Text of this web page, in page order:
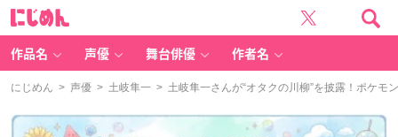
作品名 声優 舞台俳優 作者名
にじめん > 声優 > 土岐隼一 > 土岐隼一さんが“オタクの川柳”を披露！ポケモ